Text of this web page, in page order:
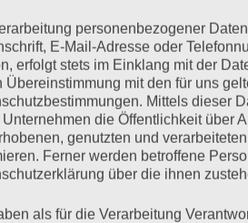
und lässt das Kind
entstehen
des Kindes leiten
geringer als der des Kindes
über das kindliche
zu einer großen
personenbezogener
E-Mail-Adresse oder
erfolgt stets im Einklang mit der
Übereinstimmung mit den für uns
Mittels dieser
Unternehmen die Öffentlichkeit über
genutzten und
Ferner werden betroffene
über die ihnen
als für die Verarbeitung